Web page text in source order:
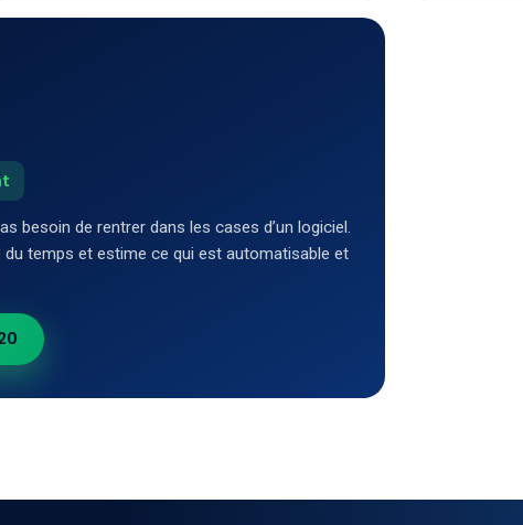
besoin de rentrer dans les cases d’un logiciel.
temps et estime ce qui est automatisable et